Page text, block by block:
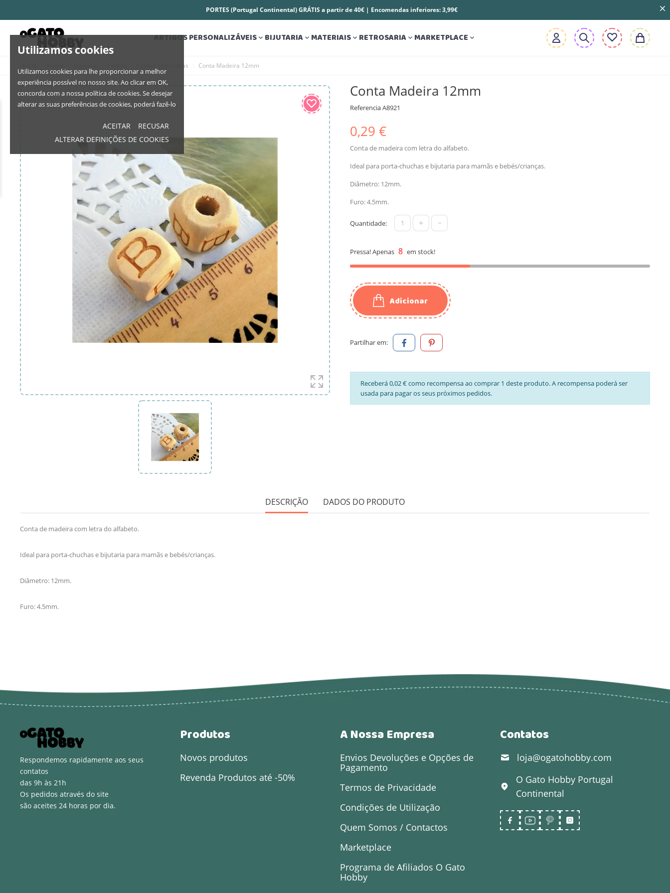
Utilizamos cookies
Utilizamos cookies para lhe proporcionar a melhor
experiência possível no nosso site. Ao clicar em OK,
concorda com a nossa política de cookies. Se desejar
alterar as suas preferências de cookies, poderá fazê-lo
ACEITAR
RECUSAR
ALTERAR DEFINIÇÕES DE COOKIES
PORTES (Portugal Continental) GRÁTIS a partir de 40€ | Encomendas inferiores: 3,99€
ARTIGOS PERSONALIZÁVEIS BIJUTARIA MATERIAIS RETROSARIA MARKETPLACE 
Contas com Letras Conta Madeira 12mm
Conta Madeira 12mm
ReferenciaA8921
0,29 €
Conta de madeira com letra do alfabeto.
Ideal para porta-chuchas e bijutaria para mamãs e bebés/crianças.
Diâmetro: 12mm.
Furo: 4.5mm.
Quantidade: + -
Pressa! Apenas 8 em stock!
Adicionar
Partilhar em:
Receberá 0,02 € como recompensa ao comprar 1 deste produto. A recompensa poderá ser
usada para pagar os seus próximos pedidos.
DESCRIÇÃO DADOS DO PRODUTO
Conta de madeira com letra do alfabeto.
Ideal para porta-chuchas e bijutaria para mamãs e bebés/crianças.
Diâmetro: 12mm.
Furo: 4.5mm.
Respondemos rapidamente aos seus
contatos
das 9h às 21h
Os pedidos através do site
são aceites 24 horas por dia.
Produtos
Novos produtos
Revenda Produtos até -50%
A Nossa Empresa
Envios Devoluções e Opções de
Pagamento
Termos de Privacidade
Condições de Utilização
Quem Somos / Contactos
Marketplace
Programa de Afiliados O Gato
Hobby
Contatos
loja@ogatohobby.com
O Gato Hobby Portugal
Continental